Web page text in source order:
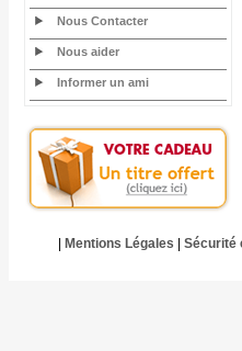
Nous Contacter
Nous aider
Informer un ami
Mentions Légales Sécurité